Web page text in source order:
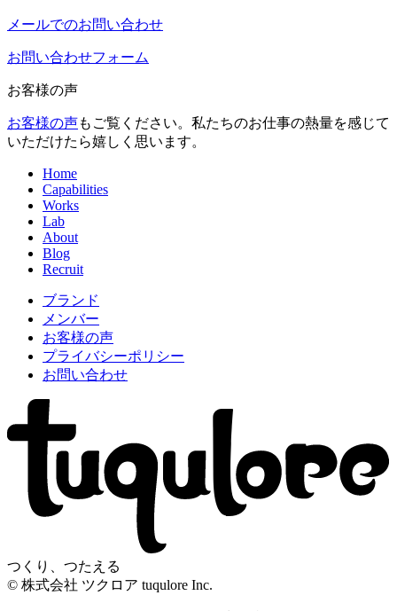
メールでのお問い合わせ
お問い合わせフォーム
お客様の声
お客様の声もご覧ください。私たちのお仕事の熱量を感じて
いただけたら嬉しく思います。
Home
Capabilities
Works
Lab
About
Blog
Recruit
ブランド
メンバー
お客様の声
プライバシーポリシー
お問い合わせ
つくり、つたえる
© 株式会社 ツクロア tuqulore Inc.